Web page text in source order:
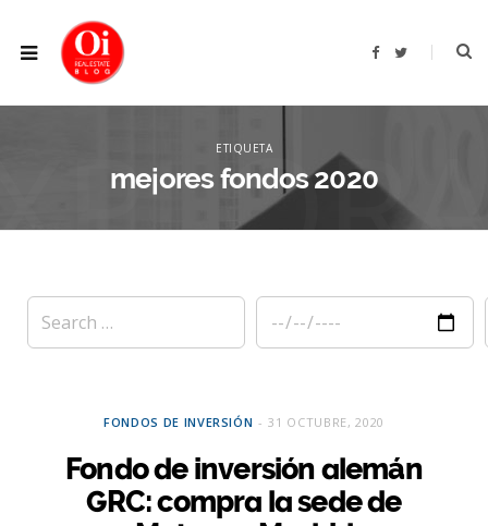
F
b
T
t
ETIQUETA
mejores fondos 2020
FONDOS DE INVERSIÓN 31 OCTUBRE, 2020
Fondo de inversión alemán
GRC: compra la sede de